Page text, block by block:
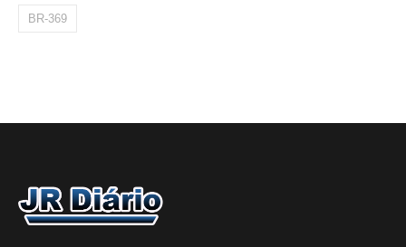
BR-369